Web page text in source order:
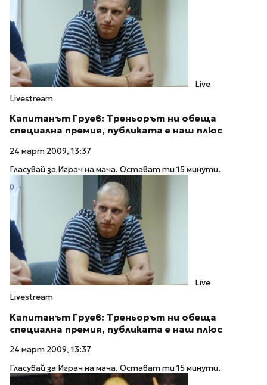
Live
Livestream
Капитанът Груев: Треньорът ни обеща
специална премия, публиката е наш плюс
24 март 2009, 13:37
Гласувай за Играч на мача. Остават ти 15 минути.
Live
Livestream
Капитанът Груев: Треньорът ни обеща
специална премия, публиката е наш плюс
24 март 2009, 13:37
Гласувай за Играч на мача. Остават ти 15 минути.